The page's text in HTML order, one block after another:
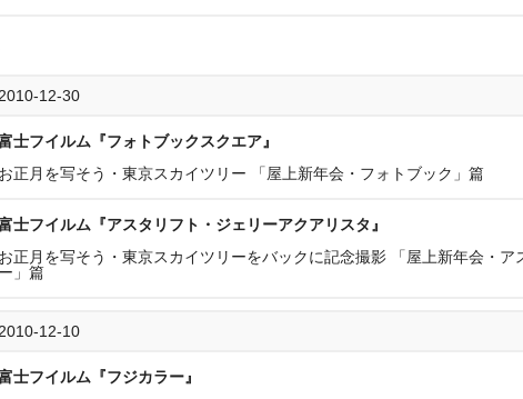
2010-12-30
士フイルム『フォトブックスクエア』
お正月を写そう・東京スカイツリー 「屋上新年会・フォトブック」篇
士フイルム『アスタリフト・ジェリーアクアリスタ』
お正月を写そう・東京スカイツリーをバックに記念撮影 「屋上新年会・ア
ー」篇
2010-12-10
士フイルム『フジカラー』